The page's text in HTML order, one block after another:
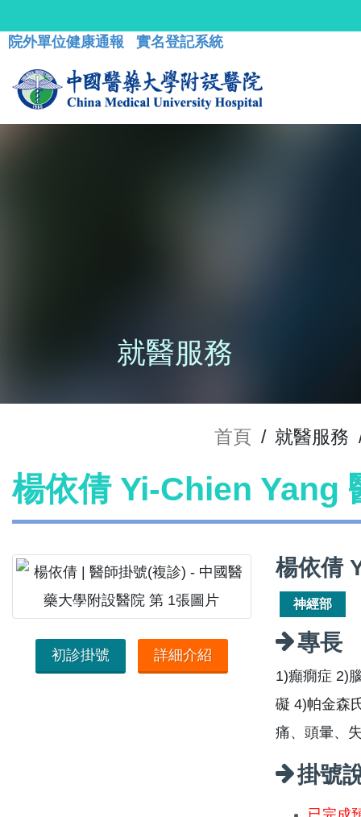
院外單位健康通報 實名登記系統
就醫服務
首頁 / 就醫服務
楊依倩 Yi-Chien Yang
初診掛號 詳細介紹
楊依倩
神經部
專長
1)癲癇症 2)
礙 4)帕金森
痛、頭暈、
掛號